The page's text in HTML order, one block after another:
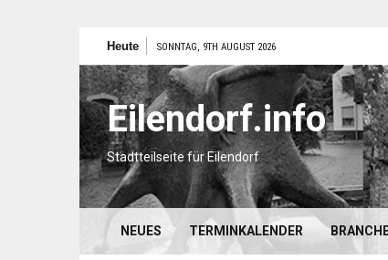
Inhalt
springen
Heute SONNTAG, 9TH AUGUST 2026
Eilendorf.info
Stadtteilseite für Eilendorf
NEUES TERMINKALENDER